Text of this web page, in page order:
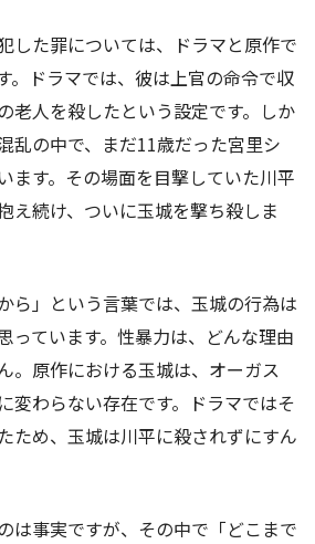
した罪については、ドラマと原作で
。ドラマでは、彼は上官の命令で収
老人を殺したという設定です。しか
乱の中で、まだ11歳だった宮里シ
ます。その場面を目撃していた川平
え続け、ついに玉城を撃ち殺しま
ら」という言葉では、玉城の行為は
っています。性暴力は、どんな理由
。原作における玉城は、オーガス
変わらない存在です。ドラマではそ
ため、玉城は川平に殺されずにすん
は事実ですが、その中で「どこまで